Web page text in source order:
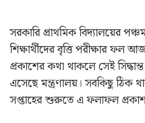
সরকারি প্রাথমিক বিদ্যালয়ের
শিক্ষার্থীদের বৃত্তি পরীক্ষার ফল
প্রকাশের কথা থাকলে সেই
এসেছে মন্ত্রণালয়। সবকিছু ঠিক
সপ্তাহের শুরুতে এ ফলাফল